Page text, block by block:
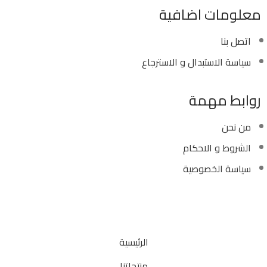
معلومات اضافية
اتصل بنا
سياسة الاستبدال و الاسترجاع
روابط مهمة
من نحن
الشروط و الاحكام
سياسة الخصوصية
الرئيسية